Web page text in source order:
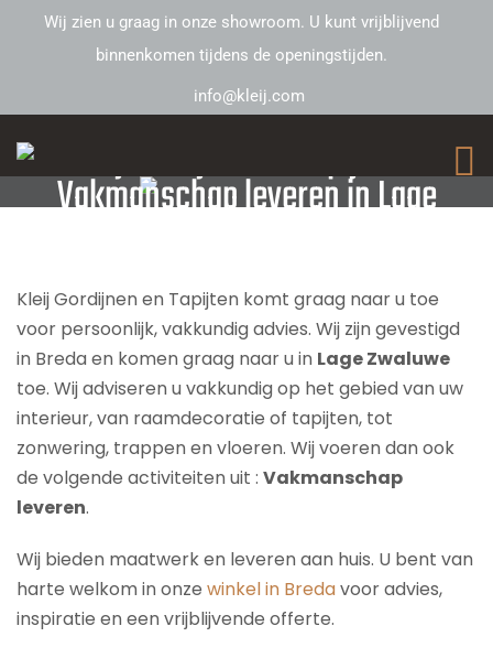
Wij zien u graag in onze showroom. U kunt vrijblijvend
binnenkomen tijdens de openingstijden.
info@kleij.com
Kleij Gordijnen en Tapijten –
Vakmanschap leveren in Lage
Kleij Gordijnen en Tapijten komt graag naar u toe
voor persoonlijk, vakkundig advies. Wij zijn gevestigd
in Breda en komen graag naar u in Lage Zwaluwe
toe. Wij adviseren u vakkundig op het gebied van uw
interieur, van raamdecoratie of tapijten, tot
zonwering, trappen en vloeren. Wij voeren dan ook
de volgende activiteiten uit : Vakmanschap
leveren.
Wij bieden maatwerk en leveren aan huis. U bent van
harte welkom in onze winkel in Bredavoor advies,
inspiratie en een vrijblijvende offerte.